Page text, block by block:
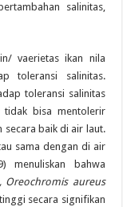
salinitas,
vaerietas ikan nila
toleransi salinitas.
toleransi salinitas
tidak bisa mentolerir
secara baik di air laut.
sama dengan di air
menuliskan bahwa
Oreochromis aureus
secara signifikan